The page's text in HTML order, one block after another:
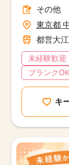
その他
東京都
都営大
未経験歓迎
ブランクOK
キ